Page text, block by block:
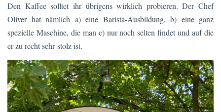
Den Kaffee solltet ihr übrigens wirklich probieren. Der Chef
Oliver hat nämlich a) eine Barista-Ausbildung, b) eine ganz
spezielle Maschine, die man c) nur noch selten findet und auf die
er zu recht sehr stolz ist.